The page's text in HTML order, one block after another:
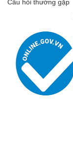
Câu hỏi thường gặp